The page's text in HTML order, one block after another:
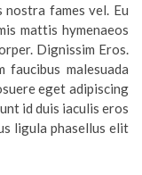
fames vel. Eu
mattis hymenaeos
Dignissim Eros.
faucibus malesuada
eget adipiscing
id duis iaculis eros
ligula phasellus elit